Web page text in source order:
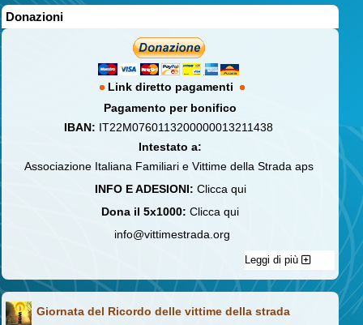
Donazioni
Link diretto pagamenti
Pagamento per bonifico
IBAN: IT22M0760113200000013211438
Intestato a:
Associazione Italiana Familiari e Vittime della Strada aps
INFO E ADESIONI: Clicca qui
Dona il 5x1000: Clicca qui
info@vittimestrada.org
Leggi di più
Giornata del Ricordo delle vittime della strada